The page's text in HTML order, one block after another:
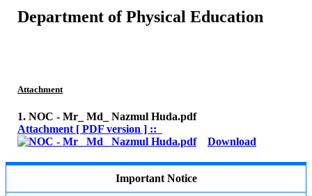
Department of Physical Education
Attachment
1. NOC - Mr_ Md_ Nazmul Huda.pdf
Attachment [ PDF version ] ::
Download
Important Notice